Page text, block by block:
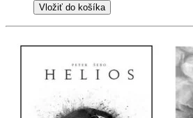
Vložiť do košíka